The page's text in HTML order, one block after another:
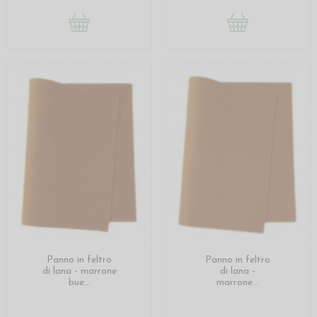
Panno in feltro
di lana - marrone
bue...
Panno in feltro
di lana -
marrone...